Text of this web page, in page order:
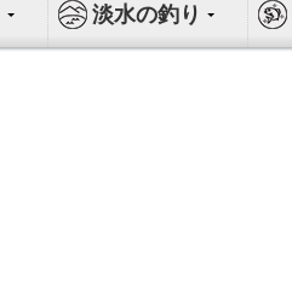
淡水の釣り